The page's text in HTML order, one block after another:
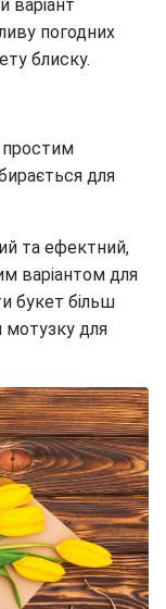
варіант
погодних
блиску.
простим
для
та ефектний,
варіантом для
букет більш
для